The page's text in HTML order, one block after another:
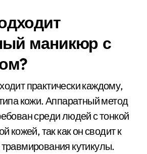
маникюр с
практически каждому,
кожи. Аппаратный метод
среди людей с тонкой
кожей, так как он сводит к
кутикулы.